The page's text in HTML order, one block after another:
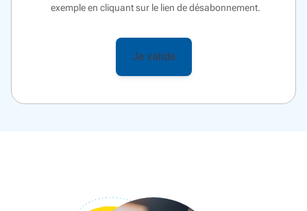
exemple en cliquant sur le lien de désabonnement.